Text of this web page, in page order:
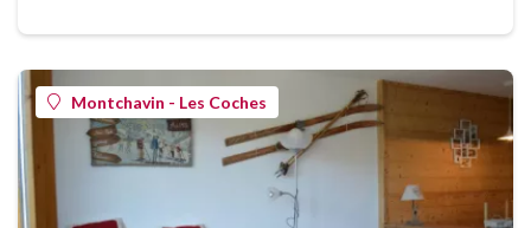
Montchavin - Les Coches